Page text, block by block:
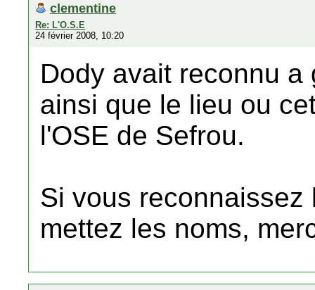
clementine
Re: L'O.S.E
24 février 2008, 10:20
Dody avait reconnu a
ainsi que le lieu ou
l'OSE de Sefrou.
Si vous
mettez les noms,